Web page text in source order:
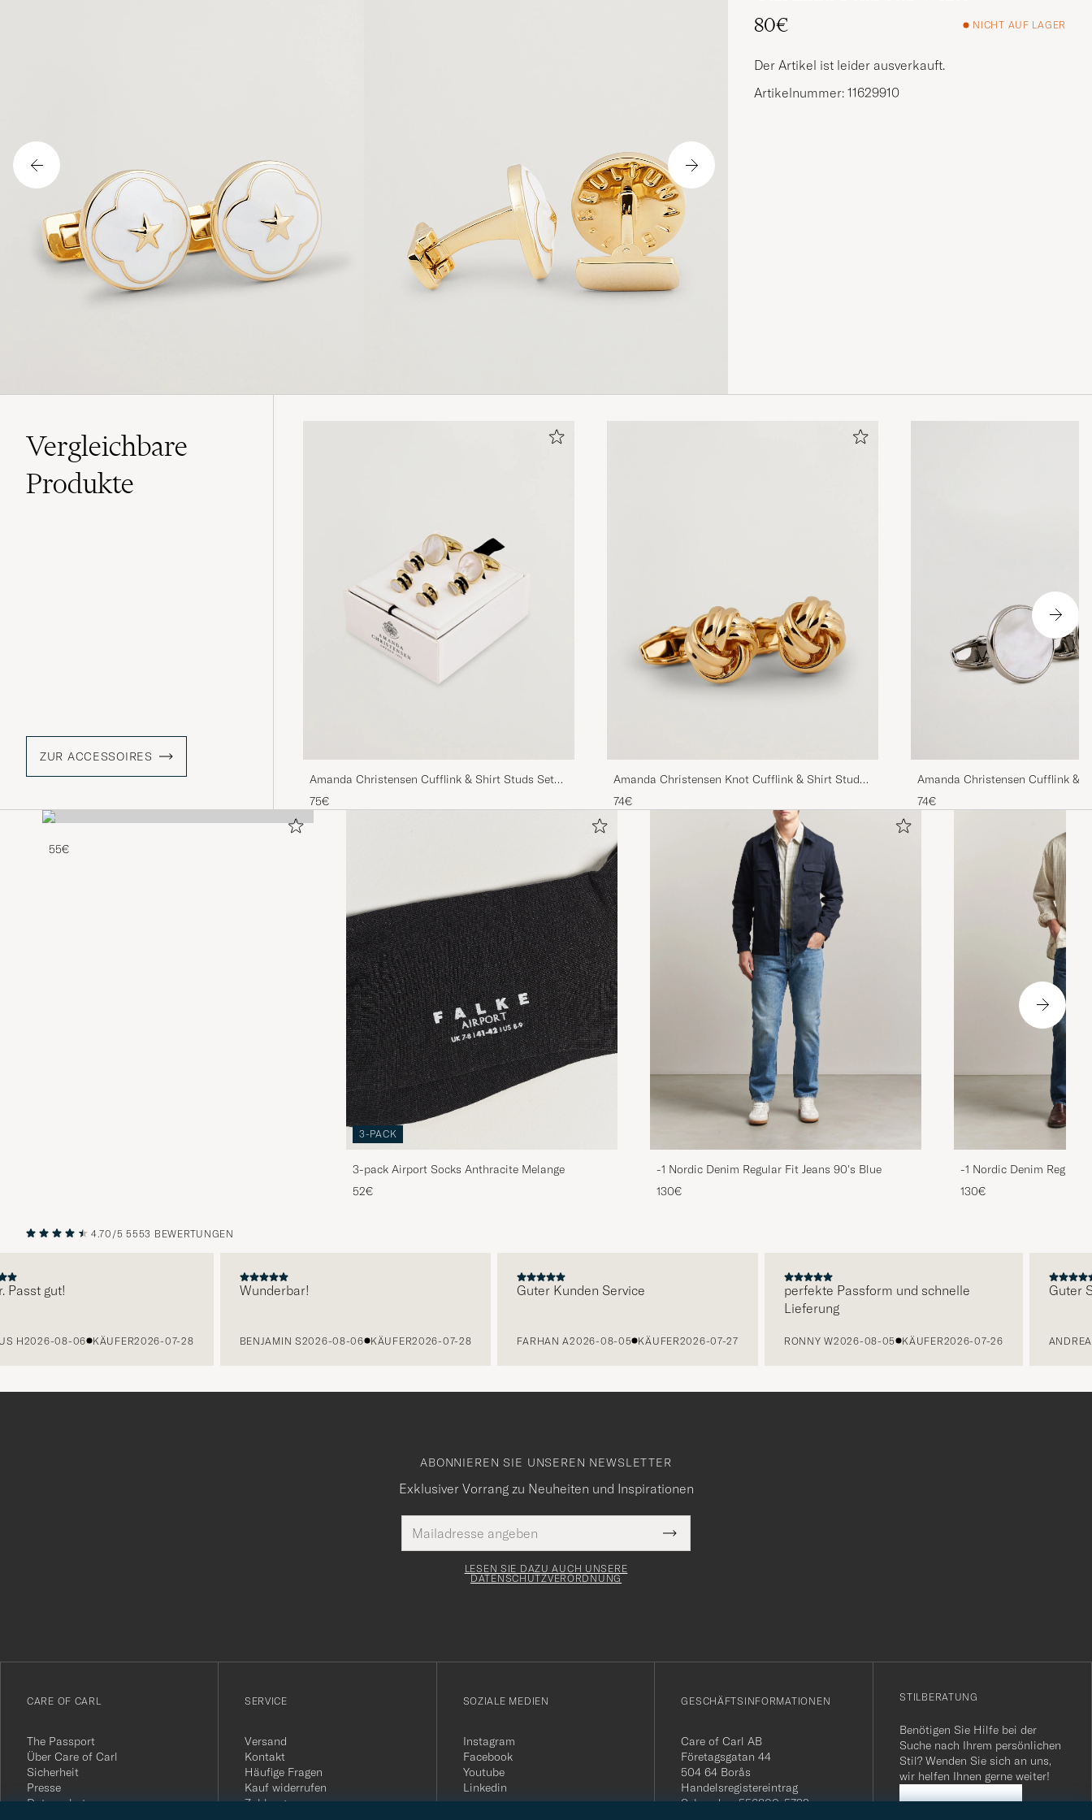
80€
NICHT AUF LAGER
Der Artikel ist leider ausverkauft.
Artikelnummer: 11629910
Vergleichbare
Produkte
ZUR ACCESSOIRES
Amanda Christensen Cufflink & Shirt Studs Set
Gold
75€
Amanda Christensen Knot Cufflink & Shirt Studs
Set Gold
74€
Amanda Christensen Cufflink &
White/Silver
74€
55€
3-PACK
3-pack Airport Socks Anthracite Melange
52€
-1 Nordic Denim Regular Fit Jeans 90's Blue
130€
-1 Nordic Denim Regular
130€
VORHERIGE
4.70/5 5553 BEWERTUNGEN
gut!
H 2026-08-06 KÄUFER2026-07-28
Wunderbar!
BENJAMIN S 2026-08-06 KÄUFER2026-07-28
Guter Kunden Service
FARHAN A 2026-08-05 KÄUFER2026-07-27
perfekte Passform und schnelle
Lieferung
RONNY W 2026-08-05 KÄUFER2026-07-26
Guter
ANDREA K
ABONNIEREN SIE UNSEREN NEWSLETTER
Exklusiver Vorrang zu Neuheiten und Inspirationen
Mail
Adresse
Pflichtfeld
Submit
Newsletter
till
nyhetsbrev!
LESEN SIE DAZU AUCH UNSERE
DATENSCHUTZVERORDNUNG
CARE OF CARL
The Passport
Über Care of Carl
Sicherheit
Presse
Datenschutz
SERVICE
Versand
Kontakt
Häufige Fragen
Kauf widerrufen
Zahlung
SOZIALE MEDIEN
Instagram
Facebook
Youtube
Linkedin
GESCHÄFTSINFORMATIONEN
Care of Carl AB
Företagsgatan 44
504 64 Borås
Handelsregistereintrag
Schweden: 556800-5739
STILBERATUNG
Benötigen Sie Hilfe bei der
Suche nach Ihrem persönlichen
Stil? Wenden Sie sich an uns,
wir helfen Ihnen gerne weiter!
STILBERATUNG